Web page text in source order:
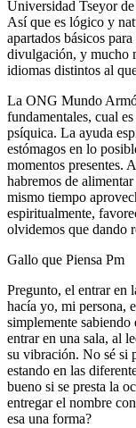
Universidad Tseyor
Así que es lógico y
apartados básicos
divulgación, y mucho
idiomas distintos al
La ONG Mundo
fundamentales, cual
psíquica. La ayuda
estómagos en lo
momentos presentes.
habremos de
mismo tiempo
espiritualmente,
olvidemos que dando
Gallo que Piensa Pm
Pregunto, el entrar en
hacía yo, mi persona,
simplemente
entrar en una sala, al
su vibración. No sé si
estando en las
bueno si se presta la
entregar el nombre
esa una forma?